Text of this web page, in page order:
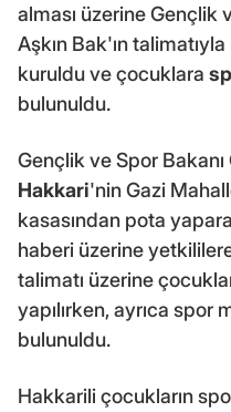
alması üzerine Gençlik
Aşkın Bak'ın
kuruldu ve çocuklara
bulunuldu.
Gençlik ve Spor Bakanı
Hakkari'nin Gazi
kasasından pota
haberi üzerine
talimatı üzerine
yapılırken, ayrıca
bulunuldu.
Hakkarili çocukların